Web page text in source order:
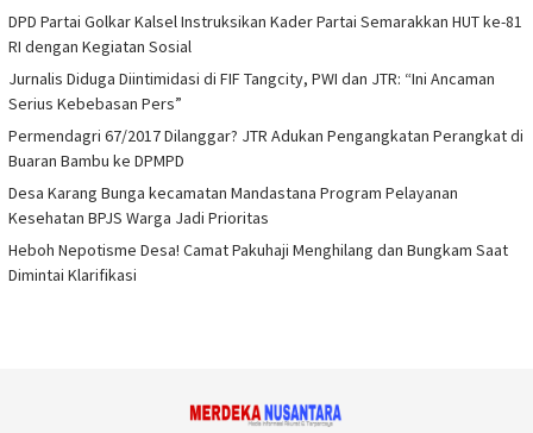
DPD Partai Golkar Kalsel Instruksikan Kader Partai Semarakkan HUT ke-81
RI dengan Kegiatan Sosial
Jurnalis Diduga Diintimidasi di FIF Tangcity, PWI dan JTR: “Ini Ancaman
Serius Kebebasan Pers”
Permendagri 67/2017 Dilanggar? JTR Adukan Pengangkatan Perangkat di
Buaran Bambu ke DPMPD
Desa Karang Bunga kecamatan Mandastana Program Pelayanan
Kesehatan BPJS Warga Jadi Prioritas
Heboh Nepotisme Desa! Camat Pakuhaji Menghilang dan Bungkam Saat
Dimintai Klarifikasi